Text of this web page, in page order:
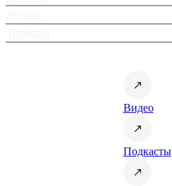
Видео
Подкасты